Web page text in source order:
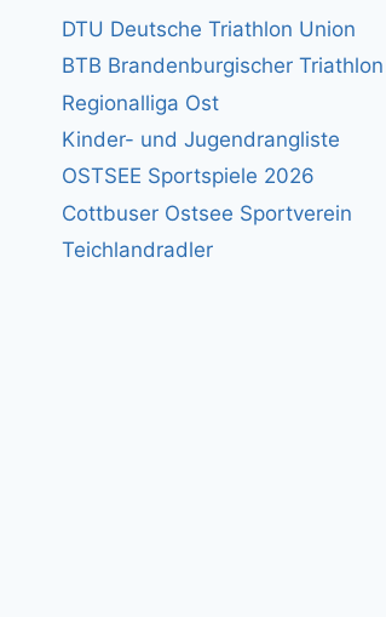
DTU Deutsche Triathlon Union
BTB Brandenburgischer
Regionalliga Ost
Kinder- und Jugendrangliste
OSTSEE Sportspiele 2026
Cottbuser Ostsee Sportverein
Teichlandradler